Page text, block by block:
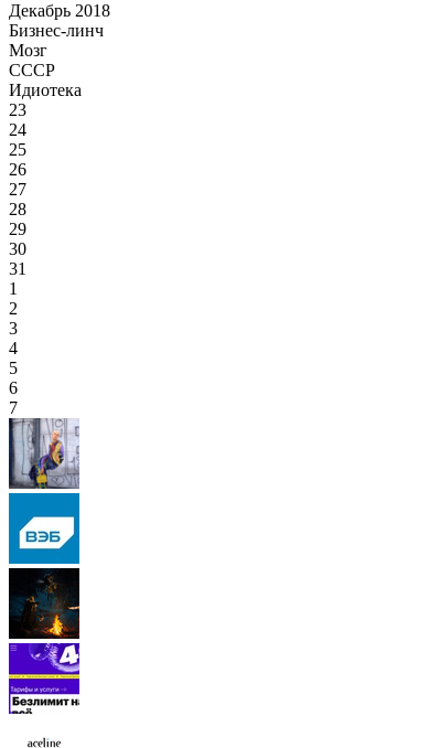
Декабрь 2018
Бизнес-линч
Мозг
СССР
Идиотека
23
24
25
26
27
28
29
30
31
1
2
3
4
5
6
7